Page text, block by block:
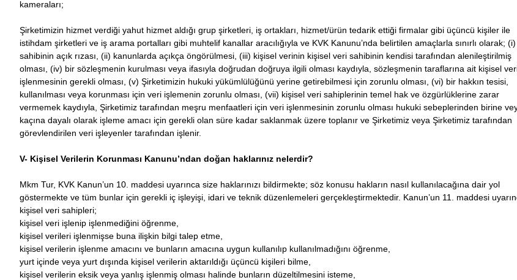
kameraları;
Şirketimizin hizmet verdiği yahut hizmet aldığı grup şirketleri, iş ortakları, hizmet/ürün tedarik ettiği firmalar gibi üçüncü kişiler ile
istihdam şirketleri ve iş arama portalları gibi muhtelif kanallar aracılığıyla ve KVK Kanunu’nda belirtilen amaçlarla sınırlı olarak;
sahibinin açık rızası, (ii) kanunlarda açıkça öngörülmesi, (iii) kişisel verinin kişisel veri sahibinin kendisi tarafından alenileştirilmiş
olması, (iv) bir sözleşmenin kurulması veya ifasıyla doğrudan doğruya ilgili olması kaydıyla, sözleşmenin taraflarına ait kişisel
işlenmesinin gerekli olması, (v) Şirketimizin hukuki yükümlülüğünü yerine getirebilmesi için zorunlu olması, (vi) bir hakkın tesisi,
kullanılması veya korunması için veri işlemenin zorunlu olması, (vii) kişisel veri sahiplerinin temel hak ve özgürlüklerine zarar
vermemek kaydıyla, Şirketimiz tarafından meşru menfaatleri için veri işlenmesinin zorunlu olması hukuki sebeplerinden birine
kaçına dayalı olarak işleme amacı için gerekli olan süre kadar saklanmak üzere toplanır ve Şirketimiz veya Şirketimiz tarafından
görevlendirilen veri işleyenler tarafından işlenir.
V- Kişisel Verilerin Korunması Kanunu’ndan doğan haklarınız nelerdir?
Mkm Tur, KVK Kanun’un 10. maddesi uyarınca size haklarınızı bildirmekte; söz konusu hakların nasıl kullanılacağına dair yol
göstermekte ve tüm bunlar için gerekli iç işleyişi, idari ve teknik düzenlemeleri gerçekleştirmektedir. Kanun’un 11. maddesi
kişisel veri sahipleri;
kişisel veri işlenip işlenmediğini öğrenme,
kişisel verileri işlenmişse buna ilişkin bilgi talep etme,
kişisel verilerin işlenme amacını ve bunların amacına uygun kullanılıp kullanılmadığını öğrenme,
yurt içinde veya yurt dışında kişisel verilerin aktarıldığı üçüncü kişileri bilme,
kişisel verilerin eksik veya yanlış işlenmiş olması halinde bunların düzeltilmesini isteme,